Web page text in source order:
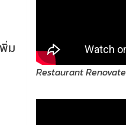
ม
Restaurant Renovate